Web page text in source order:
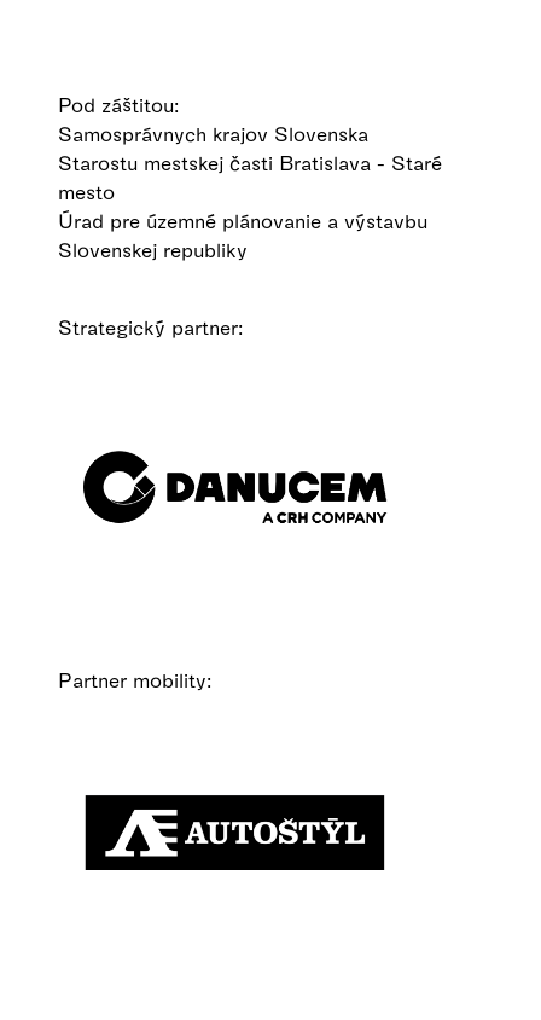
Pod záštitou:
Samosprávnych krajov Slovenska
Starostu mestskej časti Bratislava - Staré
mesto
Úrad pre územné plánovanie a výstavbu
Slovenskej republiky
Strategický partner:
Partner mobility: